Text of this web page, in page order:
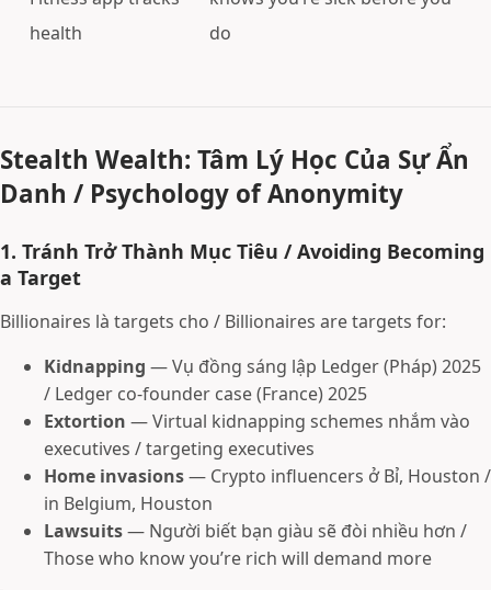
health
do
Stealth Wealth: Tâm Lý Học Của Sự Ẩn
Danh / Psychology of Anonymity
1. Tránh Trở Thành Mục Tiêu / Avoiding Becoming
a Target
Billionaires là targets cho / Billionaires are targets for:
Kidnapping — Vụ đồng sáng lập Ledger (Pháp) 2025
/ Ledger co-founder case (France) 2025
Extortion — Virtual kidnapping schemes nhắm vào
executives / targeting executives
Home invasions— Crypto influencers ở Bỉ, Houston /
in Belgium, Houston
Lawsuits— Người biết bạn giàu sẽ đòi nhiều hơn /
Those who know you’re rich will demand more